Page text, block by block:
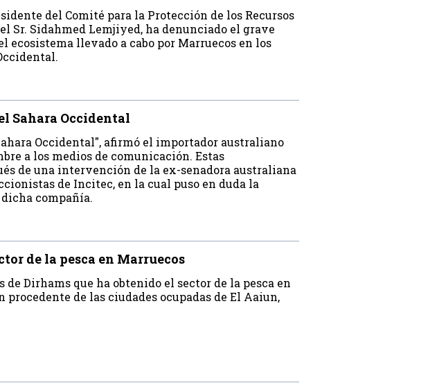
del Comité para la Protección de los Recursos
Sr. Sidahmed Lemjiyed, ha denunciado el grave
ecosistema llevado a cabo por Marruecos en los
Sahara Occidental
Occidental", afirmó el importador australiano
a los medios de comunicación. Estas
de una intervención de la ex-senadora australiana
de Incitec, en la cual puso en duda la
compañía.
de la pesca en Marruecos
Dirhams que ha obtenido el sector de la pesca en
procedente de las ciudades ocupadas de El Aaiun,